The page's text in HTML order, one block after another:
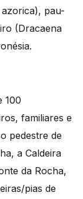
pau-
(Dracaena
100
familiares e
pedestre de
a Caldeira
da Rocha,
pias de